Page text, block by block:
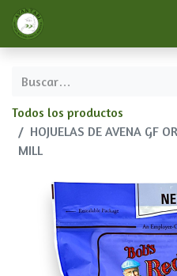
Todos los productos
HOJUELAS DE AVENA GF
MILL